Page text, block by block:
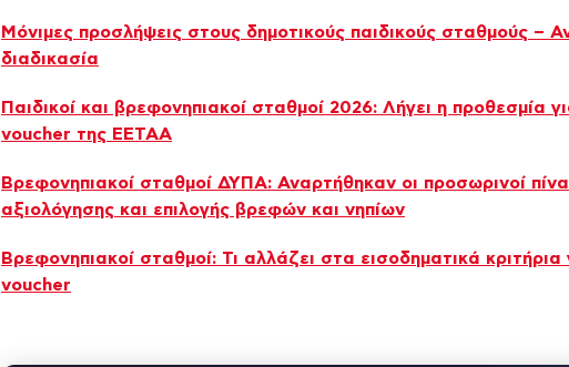
Μόνιμες προσλήψεις στους δημοτικούς παιδικούς σταθμούς –
διαδικασία
Παιδικοί και βρεφονηπιακοί σταθμοί 2026: Λήγει η προθεσμία
voucher της ΕΕΤΑΑ
Βρεφονηπιακοί σταθμοί ΔΥΠΑ: Αναρτήθηκαν οι προσωρινοί
αξιολόγησης και επιλογής βρεφών και νηπίων
Βρεφονηπιακοί σταθμοί: Τι αλλάζει στα εισοδηματικά κριτήρια
voucher